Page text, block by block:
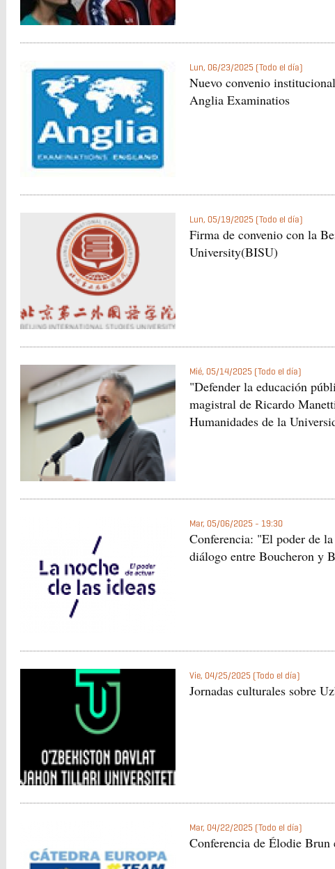
Lun, 06/23/2025 (Todo el día)
Nuevo convenio
Anglia Examinatios
Lun, 05/19/2025 (Todo el día)
Firma de convenio con la
University(BISU)
Mié, 05/14/2025 (Todo el día)
"Defender la educación
magistral de Ricardo
Humanidades de la
Mar, 05/06/2025 - 19:30
Conferencia: "El poder de
diálogo entre Boucheron y
Vie, 04/25/2025 (Todo el día)
Jornadas culturales sobre
Mar, 04/22/2025 (Todo el día)
Conferencia de Élodie Brun